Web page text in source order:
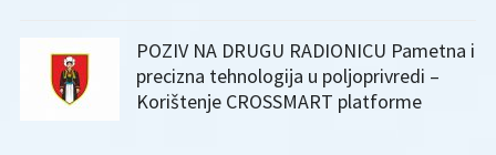
POZIV NA DRUGU RADIONICU Pametna i
precizna tehnologija u poljoprivredi –
Korištenje CROSSMART platforme